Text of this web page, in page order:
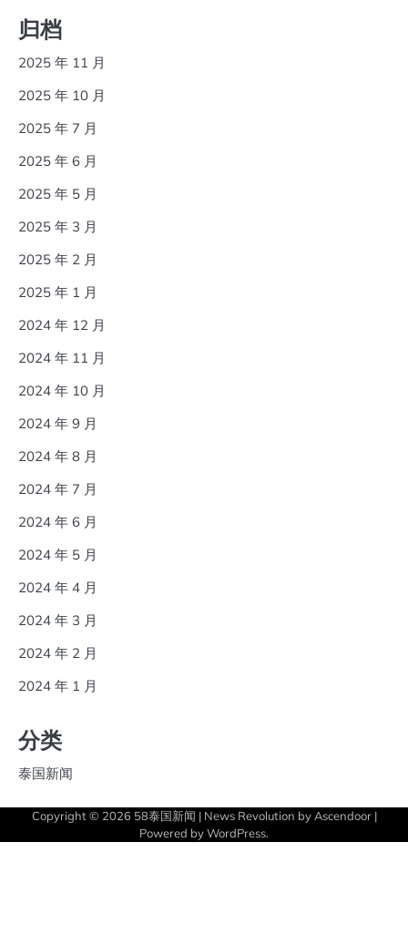
归档
2025 年 11 月
2025 年 10 月
2025 年 7 月
2025 年 6 月
2025 年 5 月
2025 年 3 月
2025 年 2 月
2025 年 1 月
2024 年 12 月
2024 年 11 月
2024 年 10 月
2024 年 9 月
2024 年 8 月
2024 年 7 月
2024 年 6 月
2024 年 5 月
2024 年 4 月
2024 年 3 月
2024 年 2 月
2024 年 1 月
分类
泰国新闻
Copyright © 2026 58泰国新闻 | News Revolution by Ascendoor|
Powered byWordPress.